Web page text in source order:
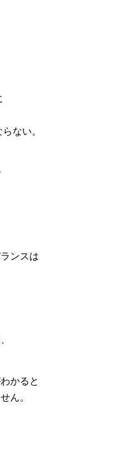
ない。
ンスは
かると
ん。